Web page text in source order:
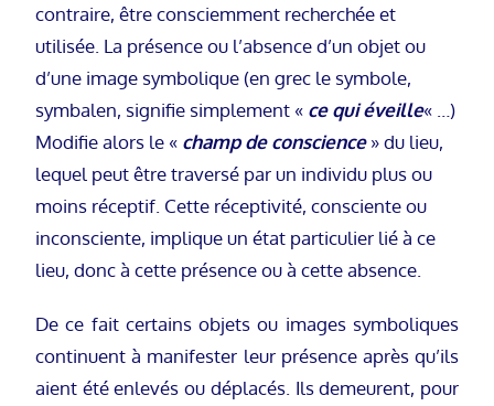
contraire, être consciemment recherchée et
utilisée. La présence ou l’absence d’un objet ou
d’une image symbolique (en grec le symbole,
symbalen, signifie simplement « ce qui éveille« …)
Modifie alors le « champ de conscience» du lieu,
lequel peut être traversé par un individu plus ou
moins réceptif. Cette réceptivité, consciente ou
inconsciente, implique un état particulier lié à ce
lieu, donc à cette présence ou à cette absence.
De ce fait certains objets ou images symboliques
continuent à manifester leur présence après qu’ils
aient été enlevés ou déplacés. Ils demeurent, pour